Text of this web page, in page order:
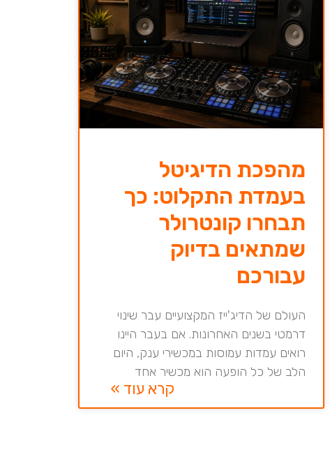
מהפכת הדיגיטל
בעמדת התקלוט: כך
תבחרו קונטרולר
שמתאים בדיוק
עבורכם
העולם של הדיג'ייז המקצועיים עבר שינוי
דרמטי בשנים האחרונות. אם בעבר היינו
רואים עמדות עמוסות במכשירי ענק, היום
הלב של כל הופעה הוא מכשיר אחד
קרא עוד »